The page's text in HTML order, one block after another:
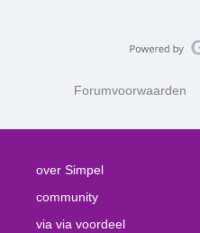
Forumvoorwaarden
over Simpel
community
via via voordeel